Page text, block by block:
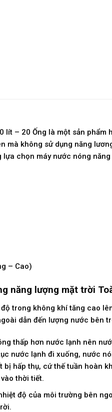
lít – 20 Ống là một sản
mà không sử dụng năng
chọn máy nước nóng
– Cao)
năng lượng mặt trời
trong không khí tăng cao
dẫn đến lượng nước bên
thấp hơn nước lạnh nên
nước lạnh đi xuống, nước
hấp thụ, cứ thế tuần hoàn
thời tiết.
độ của môi trường bên